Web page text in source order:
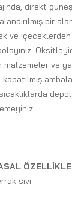
direkt güneş
bir
ve içeceklerden
malzemeler ve
kapatılmış
sıvı